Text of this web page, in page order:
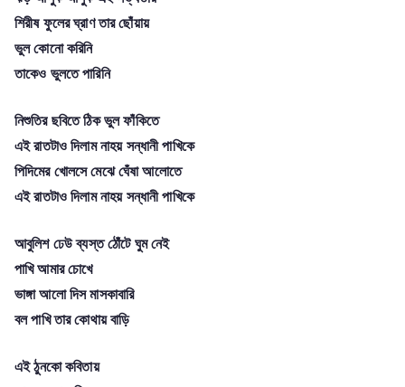
শিরীষ ফুলের ঘ্রাণ তার ছোঁয়ায়
ভুল কোনো করিনি
তাকেও ভুলতে পারিনি
নিশুতির ছবিতে ঠিক ভুল ফাঁকিতে
এই রাতটাও দিলাম নাহয় সন্ধানী পাখিকে
পিদিমের খোলসে মেঝে ঘেঁষা আলোতে
এই রাতটাও দিলাম নাহয় সন্ধানী পাখিকে
আবুলিশ ঢেউ ব্যস্ত ঠোঁটে ঘুম নেই
পাখি আমার চোখে
ভাঙ্গা আলো দিস মাসকাবারি
বল পাখি তার কোথায় বাড়ি
এই ঠুনকো কবিতায়